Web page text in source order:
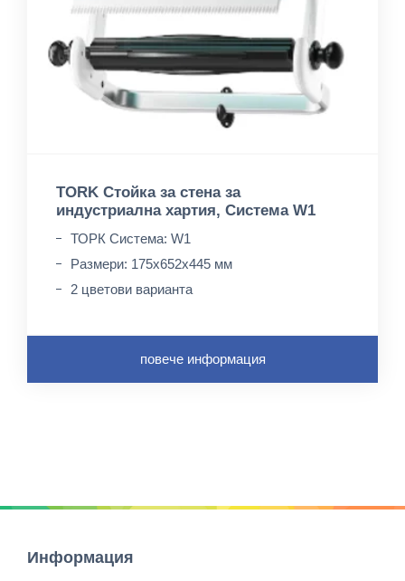
TORK Стойка за стена за
индустриална хартия, Система W1
ТОРК Система: W1
Размери: 175х652х445 мм
2 цветови варианта
повече информация
Информация